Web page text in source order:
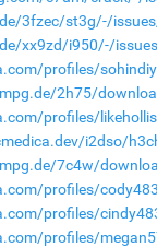
3fzec/st3g/-/
xx9zd/i950/-/
profiles/
2h75/
profiles/
i2dso/
7c4w/
profiles/
profiles/
profiles/